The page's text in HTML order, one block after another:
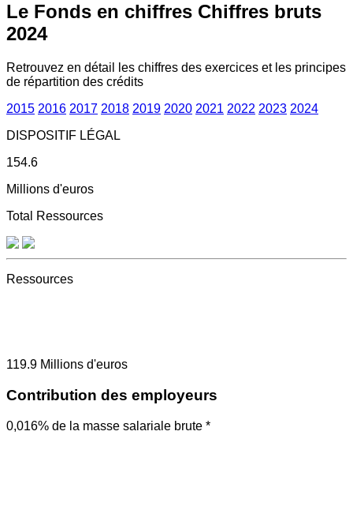
Le Fonds en chiffres Chiffres bruts
2024
Retrouvez en détail les chiffres des exercices et les principes
de répartition des crédits
2015 2016 2017 2018 2019 2020 2021 2022 2023 2024
DISPOSITIF LÉGAL
154.6
Millions d'euros
Total Ressources
Ressources
119.9 Millions d'euros
Contribution des employeurs
0,016% de la masse salariale brute *